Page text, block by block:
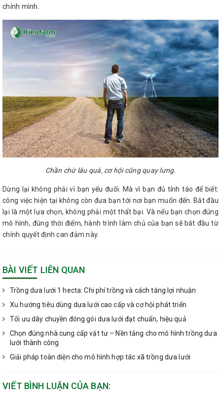
chính mình.
Chần chừ lâu quá, cơ hội cũng quay lưng.
Dừng lại không phải vì bạn yếu đuối. Mà vì bạn đủ tỉnh táo để biết:
công việc hiện tại không còn đưa bạn tới nơi bạn muốn đến. Bắt đầu
lại là một lựa chọn, không phải một thất bại. Và nếu bạn chọn đúng
mô hình, đúng thời điểm, hành trình làm chủ của bạn sẽ bắt đầu từ
chính quyết định can đảm này.
BÀI VIẾT LIÊN QUAN
Trồng dưa lưới 1 hecta: Chi phí trồng và cách tăng lợi nhuận
Xu hướng tiêu dùng dưa lưới cao cấp và cơ hội phát triển
Tối ưu dây chuyền đóng gói dưa lưới đạt chuẩn, hiệu quả
Chọn đúng nhà cung cấp vật tư – Nền tảng cho mô hình trồng dưa
lưới thành công
Giải pháp toàn diện cho mô hình hợp tác xã trồng dưa lưới
VIẾT BÌNH LUẬN CỦA BẠN: